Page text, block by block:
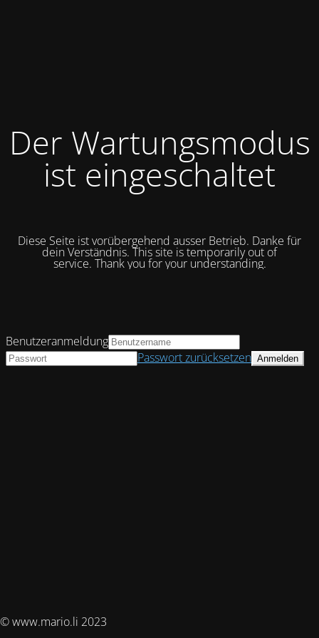
Der Wartungsmodus
ist eingeschaltet
Diese Seite ist vorübergehend ausser Betrieb. Danke für
dein Verständnis. This site is temporarily out of
service. Thank you for your understanding.
© www.mario.li 2023
Benutzeranmeldung
Passwort zurücksetzen